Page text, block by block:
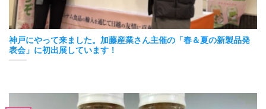
神戸にやって来ました。加藤産業さん主催の「春＆夏の新製品発
表会」に初出展しています！